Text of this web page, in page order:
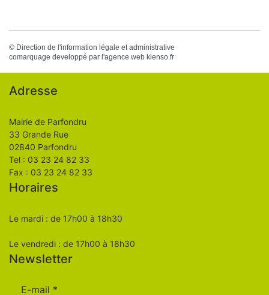
© Direction de l'information légale et administrative
comarquage developpé par l'agence web kienso.fr
Adresse
Mairie de Parfondru
33 Grande Rue
02840 Parfondru
Tel : 03 23 24 82 33
Fax : 03 23 24 82 33
Horaires
Le mardi : de 17h00 à 18h30
Le vendredi : de 17h00 à 18h30
Newsletter
E-mail *